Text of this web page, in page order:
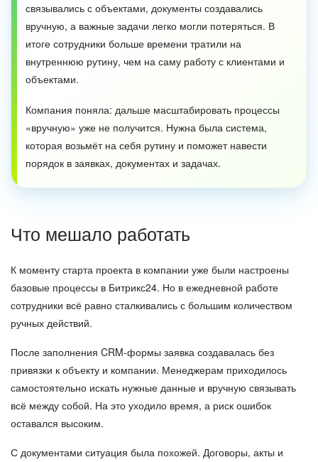
связывались с объектами, документы создавались
вручную, а важные задачи легко могли потеряться. В
итоге сотрудники больше времени тратили на
внутреннюю рутину, чем на саму работу с клиентами и
объектами.
Компания поняла: дальше масштабировать процессы
«вручную» уже не получится. Нужна была система,
которая возьмёт на себя рутину и поможет навести
порядок в заявках, документах и задачах.
Что мешало работать
К моменту старта проекта в компании уже были настроены
базовые процессы в Битрикс24. Но в ежедневной работе
сотрудники всё равно сталкивались с большим количеством
ручных действий.
После заполнения CRM-формы заявка создавалась без
привязки к объекту и компании. Менеджерам приходилось
самостоятельно искать нужные данные и вручную связывать
всё между собой. На это уходило время, а риск ошибок
оставался высоким.
С документами ситуация была похожей. Договоры, акты и